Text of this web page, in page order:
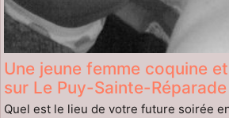
Une jeune femme coquine
sur Le Puy-Sainte-
Quel est le lieu de votre future soirée